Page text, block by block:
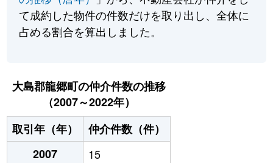
て成約した物件の件数だけを取り出し、全体に
占める割合を算出しました。
大島郡龍郷町の仲介件数の推移
（2007～2022年）
取引年（年）
仲介件数（件）
2007
15